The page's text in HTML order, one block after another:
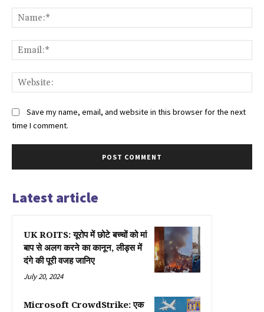
Save my name, email, and website in this browser for the next
time I comment.
Latest article
UK ROITS: यूरोप में छोटे बच्चों को मां
बाप से अलग करने का कानून, लीड्स में
दंगे की पूरी वजह जानिए
July 20, 2024
Microsoft CrowdStrike: एक